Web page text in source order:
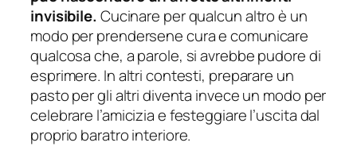
invisibile. Cucinare per qualcun altro è un
modo per prendersene cura e comunicare
qualcosa che, a parole, si avrebbe pudore di
esprimere. In altri contesti, preparare un
pasto per gli altri diventa invece un modo per
celebrare l’amicizia e festeggiare l’uscita dal
proprio baratro interiore.